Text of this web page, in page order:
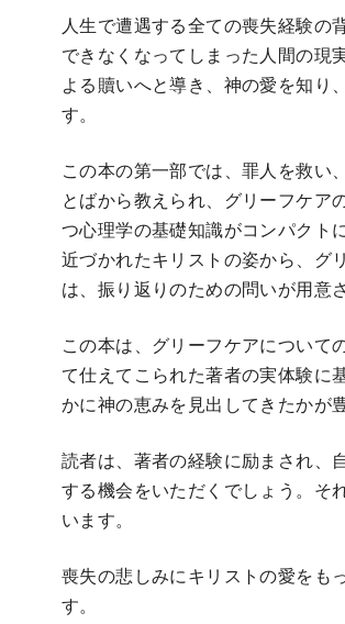
人生で遭遇する全ての喪失経験の
できなくなってしまった人間の現
よる贖いへと導き、神の愛を知り
す。
この本の第一部では、罪人を救い
とばから教えられ、グリーフケア
つ心理学の基礎知識がコンパクト
近づかれたキリストの姿から、グ
は、振り返りのための問いが用意
この本は、グリーフケアについて
て仕えてこられた著者の実体験に
かに神の恵みを見出してきたかが
読者は、著者の経験に励まされ、
する機会をいただくでしょう。そ
います。
喪失の悲しみにキリストの愛をも
す。